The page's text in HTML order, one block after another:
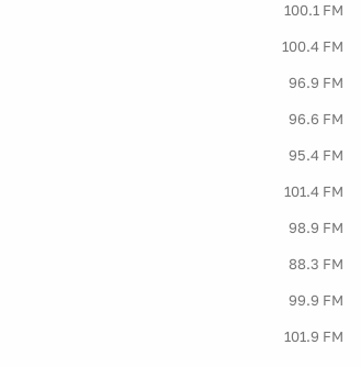
100.1 FM
100.4 FM
96.9 FM
96.6 FM
95.4 FM
101.4 FM
98.9 FM
88.3 FM
99.9 FM
101.9 FM